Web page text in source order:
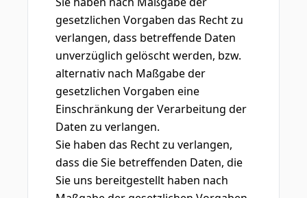
gesetzlichen Vorgaben das Recht zu
verlangen, dass betreffende Daten
unverzüglich gelöscht werden, bzw.
alternativ nach Maßgabe der
gesetzlichen Vorgaben eine
Einschränkung der Verarbeitung der
Daten zu verlangen.
Sie haben das Recht zu verlangen,
dass die Sie betreffenden Daten, die
Sie uns bereitgestellt haben nach